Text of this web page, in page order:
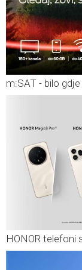
m:SAT - bilo gdje
HONOR telefoni